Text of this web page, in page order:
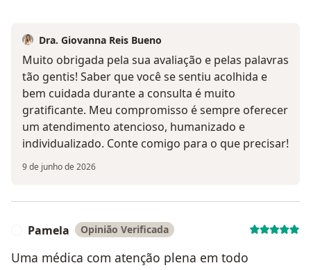
Dra. Giovanna Reis Bueno
Muito obrigada pela sua avaliação e pelas palavras
tão gentis! Saber que você se sentiu acolhida e
bem cuidada durante a consulta é muito
gratificante. Meu compromisso é sempre oferecer
um atendimento atencioso, humanizado e
individualizado. Conte comigo para o que precisar!
9 de junho de 2026
Pamela Opinião Verificada
Uma médica com atenção plena em todo